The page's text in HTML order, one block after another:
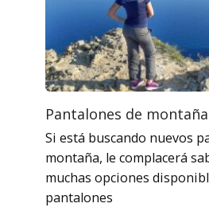
Pantalones de
Si está buscando nuevos
montaña, le complacerá
muchas opciones
pantalones